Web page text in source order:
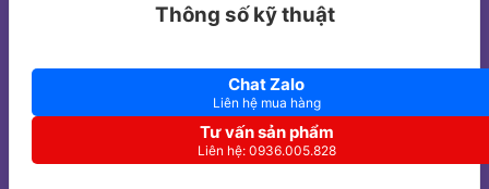
Thông số kỹ thuật
Chat Zalo
Liên hệ mua hàng
Tư vấn sản phẩm
Liên hệ: 0936.005.828